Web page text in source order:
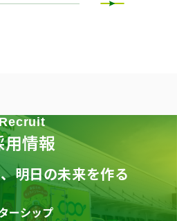
用情報
明日の未来を作る
ーシップ